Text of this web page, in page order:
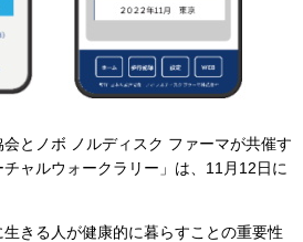
とノボ ノルディスク ファーマが共催す
ャルウォークラリー」は、11月12日に
きる人が健康的に暮らすことの重要性